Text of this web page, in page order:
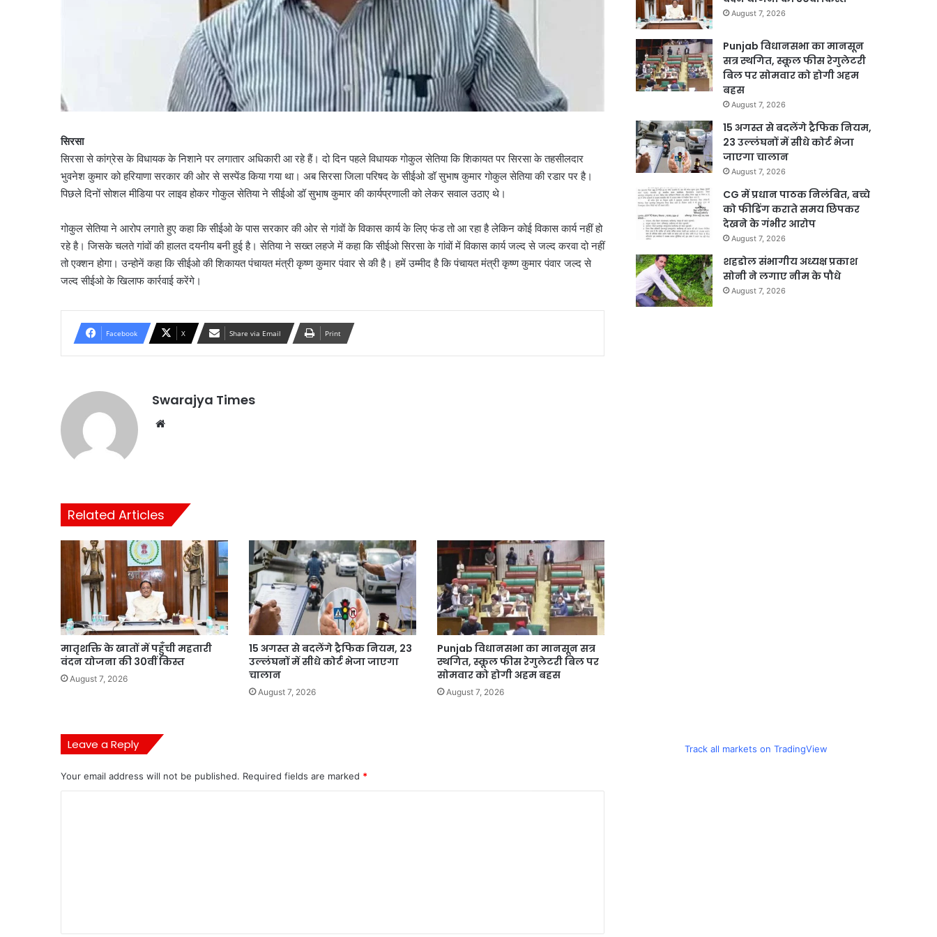
सिरसा
सिरसा से कांग्रेस के विधायक के निशाने पर लगातार अधिकारी आ रहे हैं। दो दिन पहले विधायक गोकुल सेतिया कि शिकायत पर सिरसा के तहसीलदार
भुवनेश कुमार को हरियाणा सरकार की ओर से सस्पेंड किया गया था। अब सिरसा जिला परिषद के सीईओ डॉ सुभाष कुमार गोकुल सेतिया की रडार पर है।
पिछले दिनों सोशल मीडिया पर लाइव होकर गोकुल सेतिया ने सीईओ डॉ सुभाष कुमार की कार्यप्रणाली को लेकर सवाल उठाए थे।
गोकुल सेतिया ने आरोप लगाते हुए कहा कि सीईओ के पास सरकार की ओर से गांवों के विकास कार्य के लिए फंड तो आ रहा है लेकिन कोई विकास कार्य नहीं हो
रहे है। जिसके चलते गांवों की हालत दयनीय बनी हुई है। सेतिया ने सख्त लहजे में कहा कि सीईओ सिरसा के गांवों में विकास कार्य जल्द से जल्द करवा दो नहीं
तो एक्शन होगा। उन्होनें कहा कि सीईओ की शिकायत पंचायत मंत्री कृष्ण कुमार पंवार से की है। हमें उम्मीद है कि पंचायत मंत्री कृष्ण कुमार पंवार जल्द से
जल्द सीईओ के खिलाफ कार्रवाई करेंगे।
Facebook X Share via Email Print
Swarajya Times
Related Articles
मातृशक्ति के खातों में पहुँची महतारी
वंदन योजना की 30वीं किस्त
August 7, 2026
15 अगस्त से बदलेंगे ट्रैफिक नियम, 23
उल्लंघनों में सीधे कोर्ट भेजा जाएगा
चालान
August 7, 2026
Punjab विधानसभा का मानसून सत्र
स्थगित, स्कूल फीस रेगुलेटरी बिल पर
सोमवार को होगी अहम बहस
August 7, 2026
Leave a Reply
Your email address will not be published. Required fields are marked *
August 7, 2026
Punjab विधानसभा का मानसून
सत्र स्थगित, स्कूल फीस रेगुलेटरी
बिल पर सोमवार को होगी अहम
बहस
August 7, 2026
15 अगस्त से बदलेंगे ट्रैफिक नियम,
23 उल्लंघनों में सीधे कोर्ट भेजा
जाएगा चालान
August 7, 2026
CG में प्रधान पाठक निलंबित, बच्चे
को फीडिंग कराते समय छिपकर
देखने के गंभीर आरोप
August 7, 2026
शहडोल संभागीय अध्यक्ष प्रकाश
सोनी ने लगाए नीम के पौधे
August 7, 2026
Track all markets on TradingView